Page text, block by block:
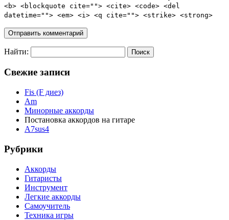
<b> <blockquote cite=""> <cite> <code> <del
datetime=""> <em> <i> <q cite=""> <strike> <strong>
Найти:
Свежие записи
Fis (F диез)
Am
Минорные аккорды
Постановка аккордов на гитаре
A7sus4
Рубрики
Аккорды
Гитаристы
Инструмент
Легкие аккорды
Самоучитель
Техника игры